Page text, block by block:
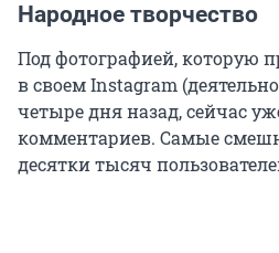
Народное творчество
Под фотографией, которую
в своем Instagram
четыре дня назад, сейчас
комментариев. Самые
десятки тысяч